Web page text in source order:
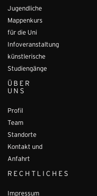
Jugendliche
Mappenkurs
für die Uni
Infoveranstaltung
künstlerische
Studiengänge
ÜBER
UNS
Profil
Team
Standorte
Kontakt und
Anfahrt
RECHTLICHES
Impressum